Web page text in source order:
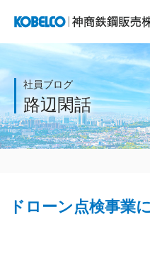
神商鉄鋼販売
会社
社員ブログ
路辺閑話
ドローン点検事業